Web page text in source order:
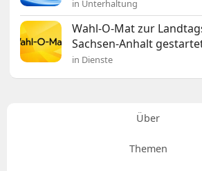
in Unterhaltung
Wahl-O-Mat zur
Sachsen-Anhalt
in Dienste
Über
Themen